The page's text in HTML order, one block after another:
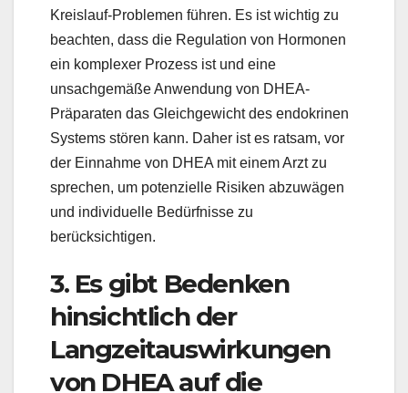
Kreislauf-Problemen führen. Es ist wichtig zu
beachten, dass die Regulation von Hormonen
ein komplexer Prozess ist und eine
unsachgemäße Anwendung von DHEA-
Präparaten das Gleichgewicht des endokrinen
Systems stören kann. Daher ist es ratsam, vor
der Einnahme von DHEA mit einem Arzt zu
sprechen, um potenzielle Risiken abzuwägen
und individuelle Bedürfnisse zu
berücksichtigen.
3. Es gibt Bedenken
hinsichtlich der
Langzeitauswirkungen
von DHEA auf die